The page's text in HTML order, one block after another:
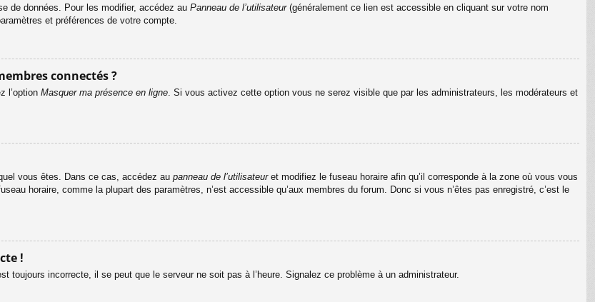
de données. Pour les modifier, accédez au Panneau de l’utilisateur(généralement ce lien est accessible en cliquant sur votre nom
et préférences de votre compte.
connectés ?
l’option Masquer ma présence en ligne . Si vous activez cette option vous ne serez visible que par les administrateurs, les modérateurs et
vous êtes. Dans ce cas, accédez au panneau de l’utilisateuret modifiez le fuseau horaire afin qu’il corresponde à la zone où vous vous
horaire, comme la plupart des paramètres, n’est accessible qu’aux membres du forum. Donc si vous n’êtes pas enregistré, c’est le
!
toujours incorrecte, il se peut que le serveur ne soit pas à l’heure. Signalez ce problème à un administrateur.